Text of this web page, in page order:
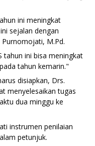
ini meningkat
sejalan dengan
M.Pd.
tahun ini bisa meningkat
tahun kemarin."
disiapkan, Drs.
menyelesaikan tugas
dua minggu ke
instrumen penilaian
petunjuk.